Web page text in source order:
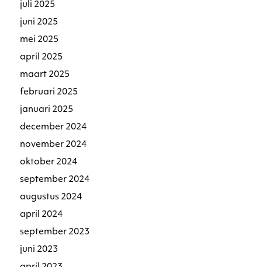
juli 2025
juni 2025
mei 2025
april 2025
maart 2025
februari 2025
januari 2025
december 2024
november 2024
oktober 2024
september 2024
augustus 2024
april 2024
september 2023
juni 2023